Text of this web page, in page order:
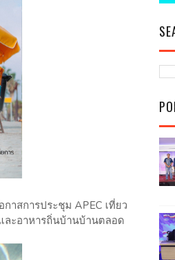
สการประชุม APEC เที่ยว
ละอาหารถิ่นบ้านบ้านตลอด